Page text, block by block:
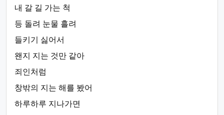
내 갈 길 가는 척
등 돌려 눈물 흘려
들키기 싫어서
왠지 지는 것만 같아
죄인처럼
창밖의 지는 해를 봤어
하루하루 지나가면